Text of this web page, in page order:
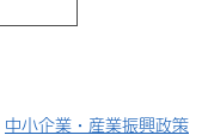
中小企業・産業振興政策